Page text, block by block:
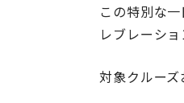
この特別な
レブレーシ
対象クルーズ